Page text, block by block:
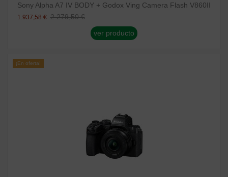
Sony Alpha A7 IV BODY + Godox Ving Camera Flash V860II
1.937,58 € 2.279,50 €
ver producto
¡En oferta!